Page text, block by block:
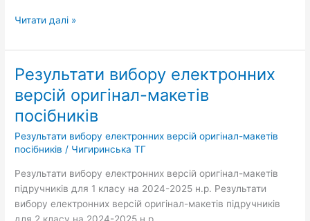
Читати далі »
Результати вибору електронних
версій оригінал-макетів
посібників
Результати вибору електронних версій оригінал-макетів
посібників / Чигиринська ТГ
Результати вибору електронних версій оригінал-макетів
підручників для 1 класу на 2024-2025 н.р. Результати
вибору електронних версій оригінал-макетів підручників
Результати
вибору
електронних
версій
оригінал-
макетів